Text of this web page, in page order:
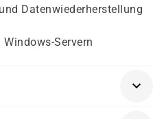
Datenwiederherstellung
Servern